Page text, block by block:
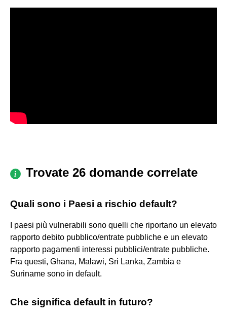
Trovate 26 domande correlate
Quali sono i Paesi a rischio default?
I paesi più vulnerabili sono quelli che riportano un elevato
rapporto debito pubblico/entrate pubbliche e un elevato
rapporto pagamenti interessi pubblici/entrate pubbliche.
Fra questi, Ghana, Malawi, Sri Lanka, Zambia e
Suriname sono in default.
Che significa default in futuro?